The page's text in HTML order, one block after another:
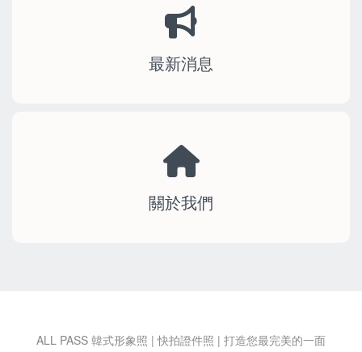
最新消息
關於我們
ALL PASS 韓式形象照 | 快拍證件照 | 打造您最完美的一面